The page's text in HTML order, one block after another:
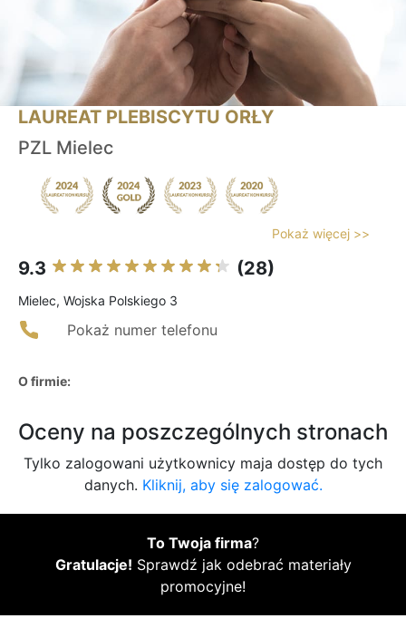
LAUREAT PLEBISCYTU ORŁY
PZL Mielec
Pokaż więcej >>
9.3 (28)
Mielec, Wojska Polskiego 3
Pokaż numer telefonu
O firmie:
Oceny na poszczególnych stronach
Tylko zalogowani użytkownicy maja dostęp do tych
danych. Kliknij, aby się zalogować.
To Twoja firma?
Gratulacje! Sprawdź jak odebrać materiały
promocyjne!